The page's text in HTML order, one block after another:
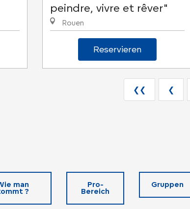
peindre, vivre et rêver"
Rouen
Reservieren
❮❮ ❮
man
?
Pro-
Bereich
Gruppen